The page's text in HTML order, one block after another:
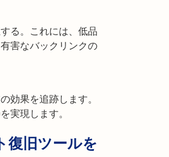
る。これには、低品
害なバックリンクの
効果を追跡します。
実現します。
旧ツールを